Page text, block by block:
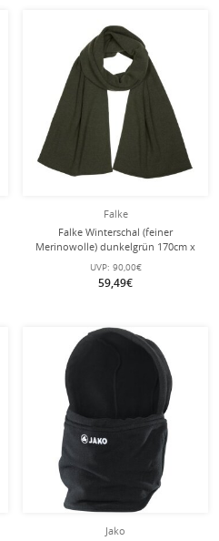
Falke
Falke Winterschal (feiner
Merinowolle) dunkelgrün 170cm x
30cm - 1 Stück
UVP: 90,00€
59,49€
Jako